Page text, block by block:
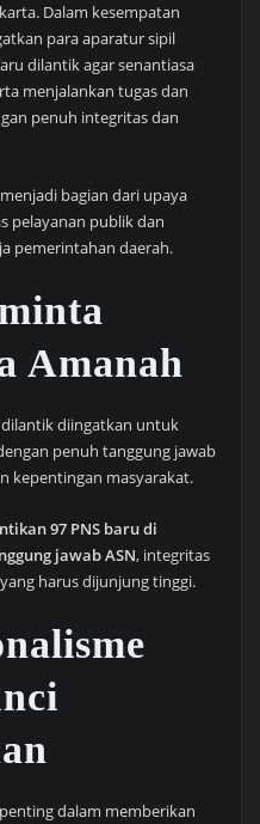
Dalam kesempatan
para aparatur sipil
dilantik agar senantiasa
menjalankan tugas dan
penuh integritas dan
bagian dari upaya
pelayanan publik dan
pemerintahan daerah.
Amanah
dilantik diingatkan untuk
penuh tanggung jawab
kepentingan masyarakat.
97 PNS baru di
jawab ASN, integritas
harus dijunjung tinggi.
dalam memberikan